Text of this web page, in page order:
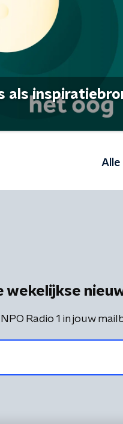
als
wekelijkse
Radio 1 in jouw